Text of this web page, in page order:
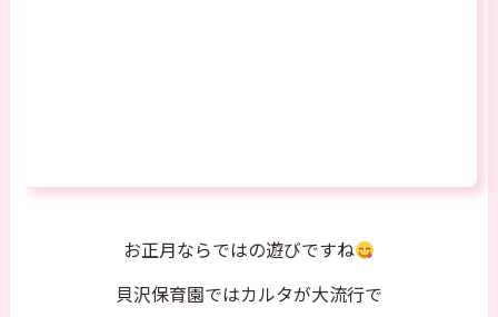
お正月ならではの遊びですね
貝沢保育園ではカルタが大流行で